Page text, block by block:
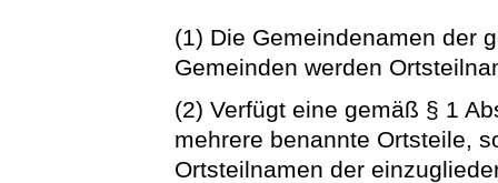
(1) Die Gemeindenamen der
Gemeinden werden
(2) Verfügt eine gemäß § 1
mehrere benannte Ortsteile,
Ortsteilnamen der